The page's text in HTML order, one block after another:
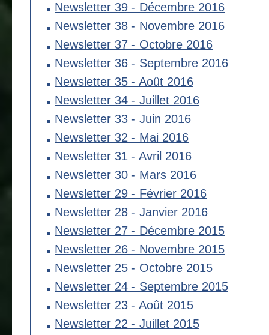
Newsletter 39 - Décembre 2016
Newsletter 38 - Novembre 2016
Newsletter 37 - Octobre 2016
Newsletter 36 - Septembre 2016
Newsletter 35 - Août 2016
Newsletter 34 - Juillet 2016
Newsletter 33 - Juin 2016
Newsletter 32 - Mai 2016
Newsletter 31 - Avril 2016
Newsletter 30 - Mars 2016
Newsletter 29 - Février 2016
Newsletter 28 - Janvier 2016
Newsletter 27 - Décembre 2015
Newsletter 26 - Novembre 2015
Newsletter 25 - Octobre 2015
Newsletter 24 - Septembre 2015
Newsletter 23 - Août 2015
Newsletter 22 - Juillet 2015